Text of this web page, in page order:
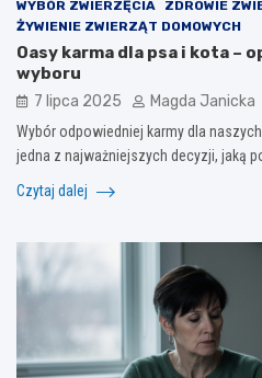
WYBÓR ZWIERZĘCIA
ZDROWIE
ŻYWIENIE ZWIERZĄT DOMOWYCH
Oasy karma dla psa i kota –
wyboru
7 lipca 2025 Magda Janicka
Wybór odpowiedniej karmy dla
jedna z najważniejszych decyzji, jaką
Czytaj dalej